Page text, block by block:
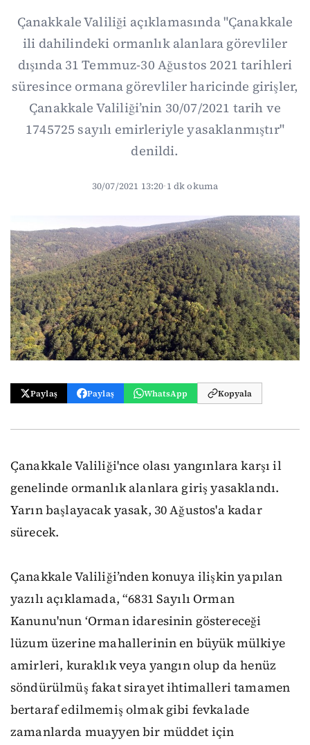
Çanakkale Valiliği açıklamasında "Çanakkale
ili dahilindeki ormanlık alanlara görevliler
dışında 31 Temmuz-30 Ağustos 2021 tarihleri
süresince ormana görevliler haricinde girişler,
Çanakkale Valiliği’nin 30/07/2021 tarih ve
1745725 sayılı emirleriyle yasaklanmıştır"
denildi.
30/07/2021 13:20·1 dk okuma
Paylaş Paylaş WhatsApp Kopyala
Çanakkale Valiliği'nce olası yangınlara karşı il
genelinde ormanlık alanlara giriş yasaklandı.
Yarın başlayacak yasak, 30 Ağustos'a kadar
sürecek.
Çanakkale Valiliği’nden konuya ilişkin yapılan
yazılı açıklamada, “6831 Sayılı Orman
Kanunu'nun ‘Orman idaresinin göstereceği
lüzum üzerine mahallerinin en büyük mülkiye
amirleri, kuraklık veya yangın olup da henüz
söndürülmüş fakat sirayet ihtimalleri tamamen
bertaraf edilmemiş olmak gibi fevkalade
zamanlarda muayyen bir müddet için